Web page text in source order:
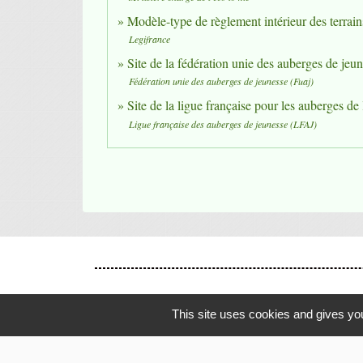
Modèle-type de règlement intérieur des
Legifrance
Site de la fédération unie des auberges de
Fédération unie des auberges de jeunesse (Fuaj)
Site de la ligue française pour les auberges
Ligue française des auberges de jeunesse (LFAJ)
This site uses cookies and gives